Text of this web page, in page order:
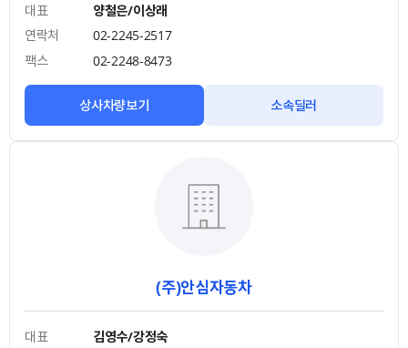
대표
양철은/이상래
연락처
02-2245-2517
팩스
02-2248-8473
상사차량보기 소속딜러
(주)안심자동차
대표
김영수/강정숙